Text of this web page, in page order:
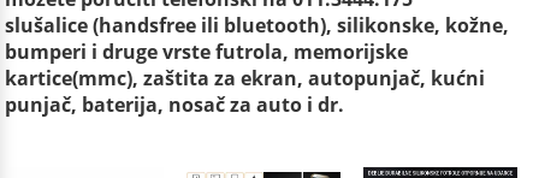
slušalice (handsfree ili bluetooth), silikonske, kožne,
bumperi i druge vrste futrola, memorijske
kartice(mmc), zaštita za ekran, autopunjač, kućni
punjač, baterija, nosač za auto i dr.